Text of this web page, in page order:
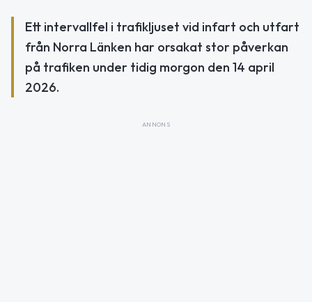
Ett intervallfel i trafikljuset vid infart och utfart
från Norra Länken har orsakat stor påverkan
på trafiken under tidig morgon den 14 april
2026.
ANNONS